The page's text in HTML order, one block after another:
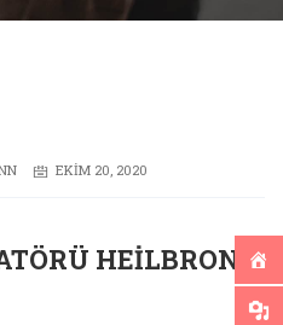
EKIM 20, 2020
HEILBRONN